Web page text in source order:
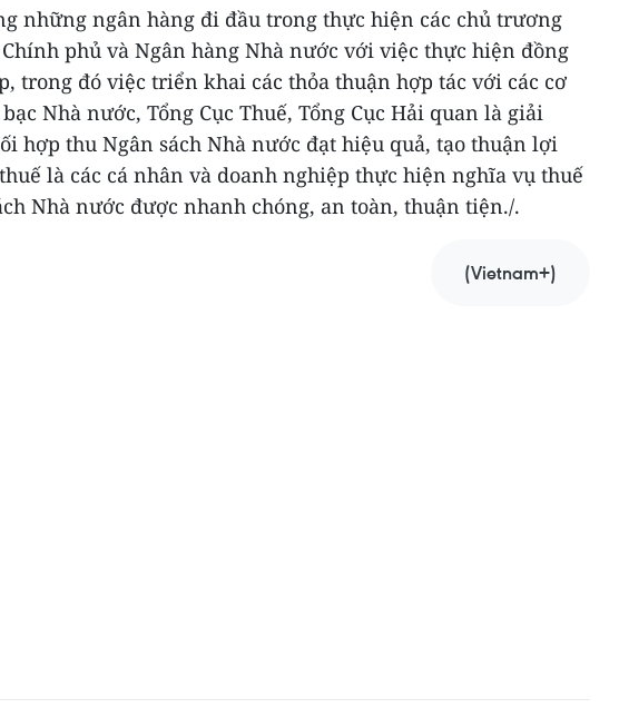
những ngân hàng đi đầu trong thực hiện các chủ trương
phủ và Ngân hàng Nhà nước với việc thực hiện đồng
trong đó việc triển khai các thỏa thuận hợp tác với các cơ
Nhà nước, Tổng Cục Thuế, Tổng Cục Hải quan là giải
hợp thu Ngân sách Nhà nước đạt hiệu quả, tạo thuận lợi
là các cá nhân và doanh nghiệp thực hiện nghĩa vụ thuế
Nhà nước được nhanh chóng, an toàn, thuận tiện./.
(Vietnam+)